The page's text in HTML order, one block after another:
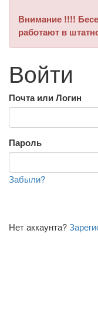
Внимание !!!!
работают в
Войти
Почта или Логин
Пароль
Забыли?
Нет аккаунта?